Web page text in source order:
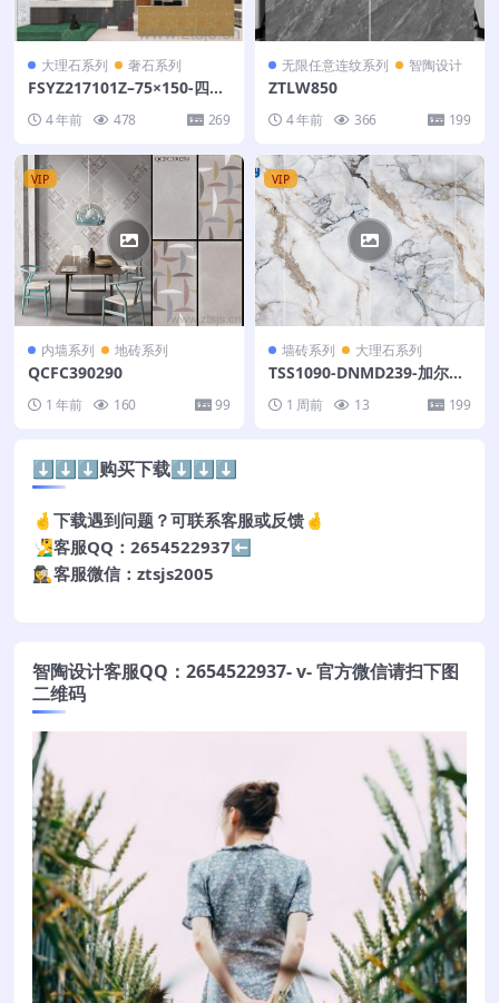
大理石系列 奢石系列
FSYZ217101Z–75×150-四个
4 年前 478 269
无限任意连纹系列 智陶设计
ZTLW850
4 年前 366 199
VIP
内墙系列 地砖系列
QCFC390290
1 年前 160 99
VIP
墙砖系列 大理石系列
TSS1090-DNMD239-加尔珀
1 周前 13 199
⬇️⬇️⬇️购买下载⬇️⬇️⬇️
🤞下载遇到问题？可联系客服或反馈🤞
🧏‍♂️客服QQ：2654522937⬅️
🕵️‍♀️客服微信：ztsjs2005
智陶设计客服QQ：2654522937- v- 官方微信请扫下图
二维码